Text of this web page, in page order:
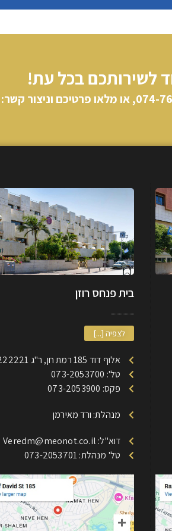
לשירותכם בכל עת!
בית פנחס רוזן
לצפיה [...]
אלוף דוד 185 רמת חן, ר"ג 5222221
טל': 073-2053700
פקס: 073-2053900
מנהלת: ורד מאירמן
דוא"ל: Veredm@meonot.co.il
טל' מנהלת: 073-2053701